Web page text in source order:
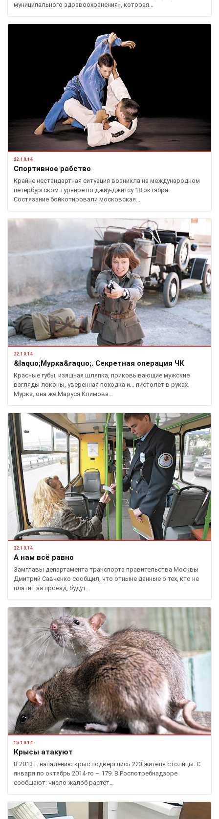
муниципального здравоохранения», которая…
22.10.14
Спортивное рабство
Крайне нестандартная ситуация возникла на международном
петербургском турнире по джиу-джитсу 18 октября.
Состязание бойкотировали московская…
22.10.14
&laquo;Мурка&raquo;. Секретная операция ЧК
Красные губы, изящная шляпка, приковывающие мужские
взгляды локоны, уверенная походка и… пистолет в руках.
Мурка, она же Маруся Климова…
22.10.14
А нам всё равно
Замглавы департамента транспорта правительства Москвы
Дмитрий Савченко сообщил, что отныне данные о тех, кто не
платит за проезд, будут…
15.10.14
Крысы атакуют
В 2013 г. нападению крыс подверглись 223 жителя столицы. С
января по октябрь 2014-го – 179. В Роспотребнадзоре
сообщают: число жалоб растёт…